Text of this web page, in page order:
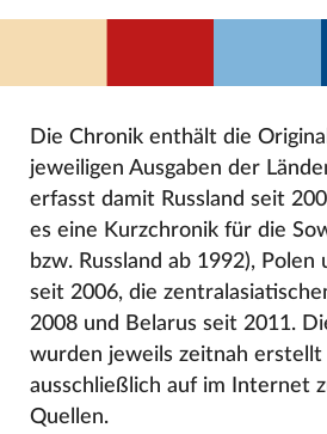
Die Chronik enthält die
jeweiligen Ausgaben der
erfasst damit Russland seit
es eine Kurzchronik für die
bzw. Russland ab 1992), Polen
seit 2006, die
2008 und Belarus seit 2011.
wurden jeweils zeitnah erstellt
ausschließlich auf im Internet
Quellen.